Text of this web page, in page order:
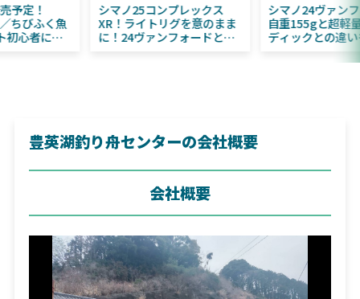
2025年11月発売予定！
DAIWA ふく魚／ちびふく魚
はビッグベイト初心者にお
シマノ25コンプレックス
XR！ライトリグを意のまま
に！24ヴァンフォードとの
豊英湖釣り舟センターの会社概要
会社概要